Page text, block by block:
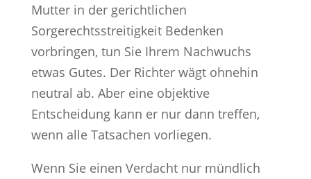
Mutter in der gerichtlichen
Sorgerechtsstreitigkeit Bedenken
vorbringen, tun Sie Ihrem Nachwuchs
etwas Gutes. Der Richter wägt ohnehin
neutral ab. Aber eine objektive
Entscheidung kann er nur dann treffen,
wenn alle Tatsachen vorliegen.
Wenn Sie einen Verdacht nur mündlich